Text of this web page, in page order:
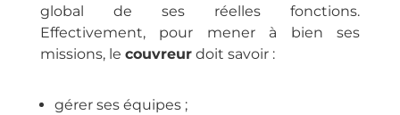
global de ses réelles fonctions.
Effectivement, pour mener à bien ses
missions, le couvreurdoit savoir :
gérer ses équipes ;